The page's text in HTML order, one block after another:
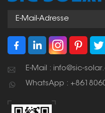
E-Mail : info@sic-
WhatsApp :